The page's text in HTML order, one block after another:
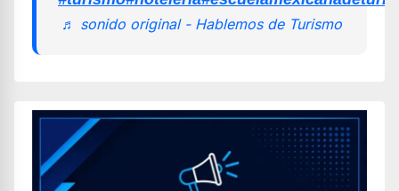
♬ sonido original - Hablemos de Turismo